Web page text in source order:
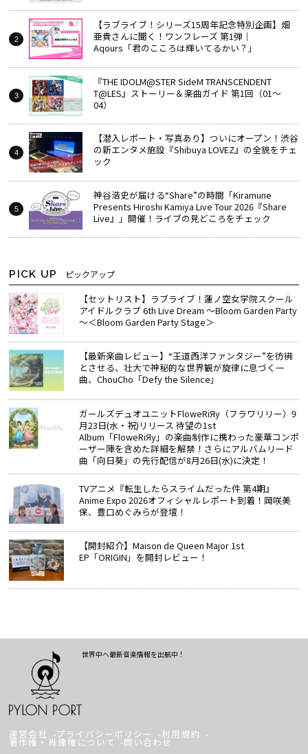
【ラブライブ！シリーズ15周年記念特別企画】畑
亜貴さんに聞く！ワンフレーズ 第1弾｜
Aqours「君のこころは輝いてるかい？」
『THE IDOLM@STER SideM TRANSCENDENT
T@LES』ストーリー＆楽曲ガイド 第1回（01～
04）
【潜入レポート・写真あり】ついにオープン！渋谷
の新エンタメ施設『Shibuya LOVEZ』の全貌をチェ
ック
神谷浩史が届ける“Share”の時間――「Kiramune
Presents Hiroshi Kamiya Live Tour 2026『Share
Live』」開催！ライブの見どころをチェック
PICK UP ピックアップ
【セットリスト】ラブライブ！蓮ノ空女学院スクール
アイドルクラブ 6th Live Dream ～Bloom Garden Party
～＜Bloom Garden Party Stage＞
【最新楽曲レビュー】“王道西洋ファンタジー”を彷彿
とさせる、壮大で神秘的な世界観が旋律に息づく一
曲、ChouCho「Defy the Silence」
ガールズデュオユニットFloweRiЯy（フラワリリー）9
月23日(水・祝)リリース 待望の1st
Album「FloweRiЯy」の楽曲制作に携わった豪華コンポ
ーザー陣を含めた詳細を解禁！さらにアルバムリード
曲「向日葵」の先行配信が8月26日(水)に決定！
TVアニメ『転生したらスライムだった件 第4期』
Anime Expo 2026オフィシャルレポート到着！岡咲美
保、豊口めぐみらが登壇！
【開封紹介】Maison de Queen Major 1st
EP「ORIGIN」を開封レビュー！
世界中へ最新音楽情報を出航中！
運営会社 プライバシーポリシー 利用規約
著作権・肖像権について 問い合わせ